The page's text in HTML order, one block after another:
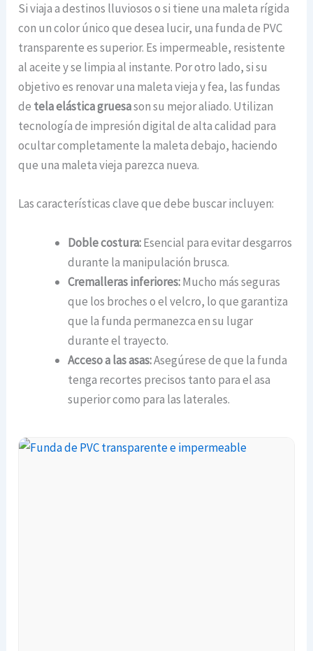
Si viaja a destinos lluviosos o si tiene una maleta rígida
con un color único que desea lucir, una funda de PVC
transparente es superior. Es impermeable, resistente
al aceite y se limpia al instante. Por otro lado, si su
objetivo es renovar una maleta vieja y fea, las fundas
de tela elástica gruesason su mejor aliado. Utilizan
tecnología de impresión digital de alta calidad para
ocultar completamente la maleta debajo, haciendo
que una maleta vieja parezca nueva.
Las características clave que debe buscar incluyen:
Doble costura:Esencial para evitar desgarros
durante la manipulación brusca.
Cremalleras inferiores:Mucho más seguras
que los broches o el velcro, lo que garantiza
que la funda permanezca en su lugar
durante el trayecto.
Acceso a las asas:Asegúrese de que la funda
tenga recortes precisos tanto para el asa
superior como para las laterales.